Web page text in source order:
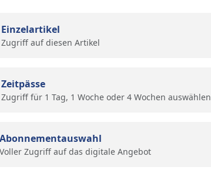
Einzelartikel
Zugriff auf diesen Artikel
Zeitpässe
Zugriff für 1 Tag, 1 Woche oder 4 Wochen auswählen
Abonnementauswahl
Voller Zugriff auf das digitale Angebot